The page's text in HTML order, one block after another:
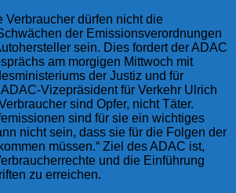
Verbraucher dürfen nicht die
der Emissionsverordnungen
sein. Dies fordert der ADAC
am morgigen Mittwoch mit
der Justiz und für
Vizepräsident für Verkehr Ulrich
sind Opfer, nicht Täter.
sind für sie ein wichtiges
nicht sein, dass sie für die Folgen der
müssen.“ Ziel des ADAC ist,
und die Einführung
zu erreichen.